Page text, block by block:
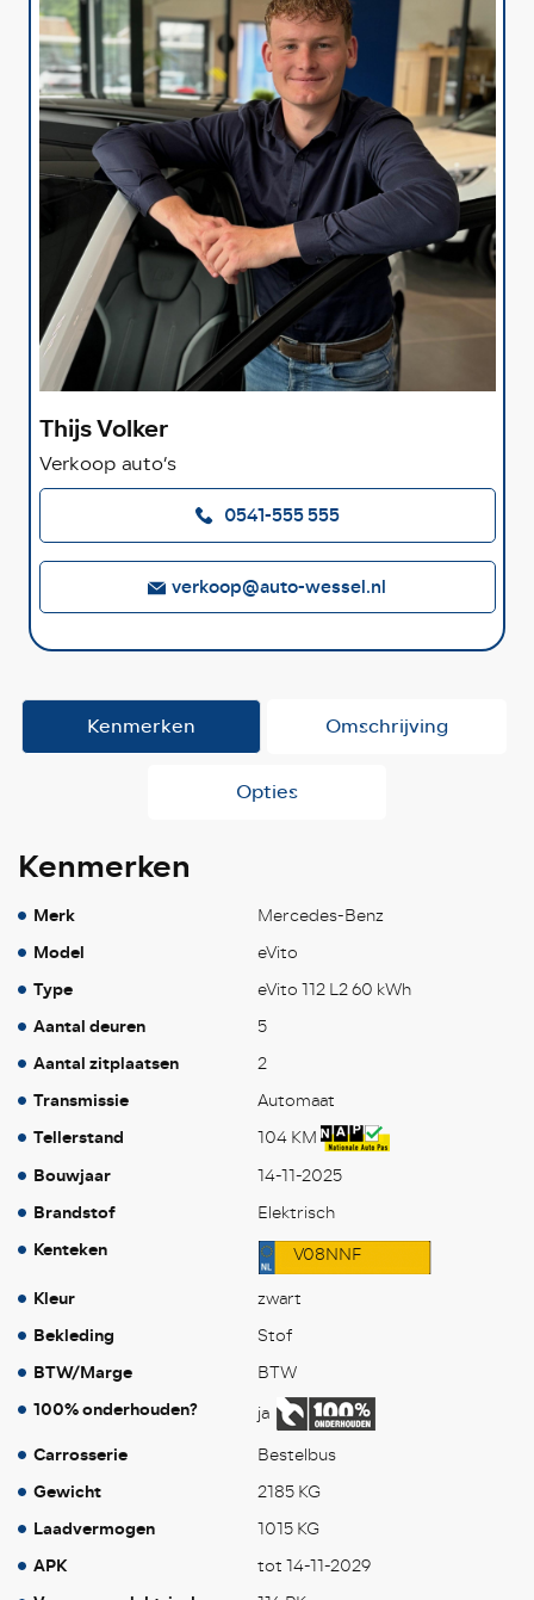
Thijs Volker
Verkoop auto’s
0541-555 555
verkoop@auto-wessel.nl
Kenmerken Omschrijving
Opties
Kenmerken
Merk Mercedes-Benz
Model eVito
Type eVito 112 L2 60 kWh
Aantal deuren 5
Aantal zitplaatsen 2
Transmissie Automaat
Tellerstand 104 KM
Bouwjaar 14-11-2025
Brandstof Elektrisch
Kenteken V08NNF
Kleur zwart
Bekleding Stof
BTW/Marge BTW
100% onderhouden? ja
Carrosserie Bestelbus
Gewicht 2185 KG
Laadvermogen 1015 KG
APK tot 14-11-2029